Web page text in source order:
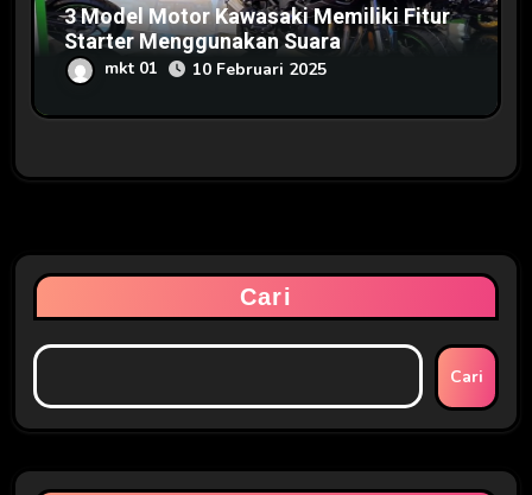
3 Model Motor Kawasaki Memiliki Fitur
Starter Menggunakan Suara
mkt 01 10 Februari 2025
Cari
Cari